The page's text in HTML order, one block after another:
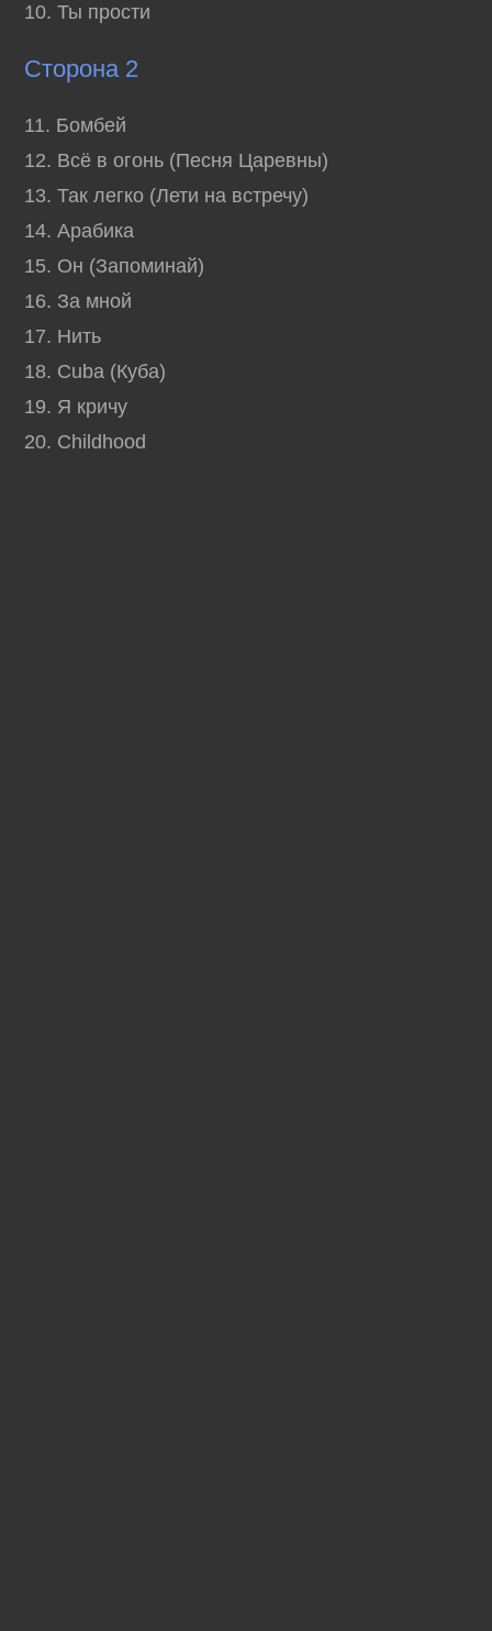
10. Ты прости
Сторона 2
11. Бомбей
12. Всё в огонь (Песня Царевны)
13. Так легко (Лети на встречу)
14. Арабика
15. Он (Запоминай)
16. За мной
17. Нить
18. Cuba (Куба)
19. Я кричу
20. Childhood